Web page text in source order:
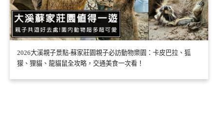
2026大溪親子景點-蘇家莊園親子必訪動物樂園：卡皮巴拉、狐
獴、狸貓、龍貓鼠全攻略，交通美食一次看！